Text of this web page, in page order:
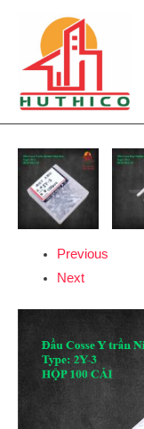
Previous
Next